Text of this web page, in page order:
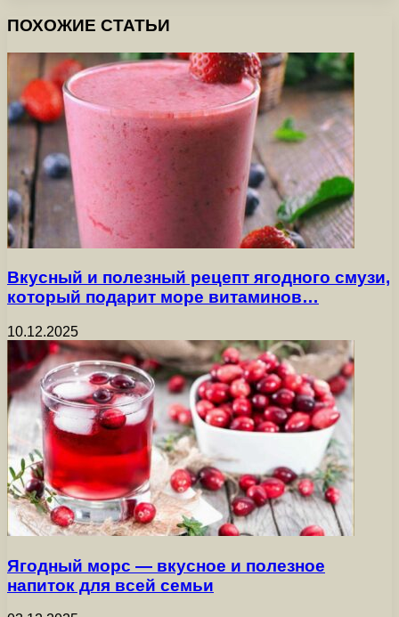
ПОХОЖИЕ СТАТЬИ
Вкусный и полезный рецепт ягодного смузи,
который подарит море витаминов…
10.12.2025
Ягодный морс — вкусное и полезное
напиток для всей семьи